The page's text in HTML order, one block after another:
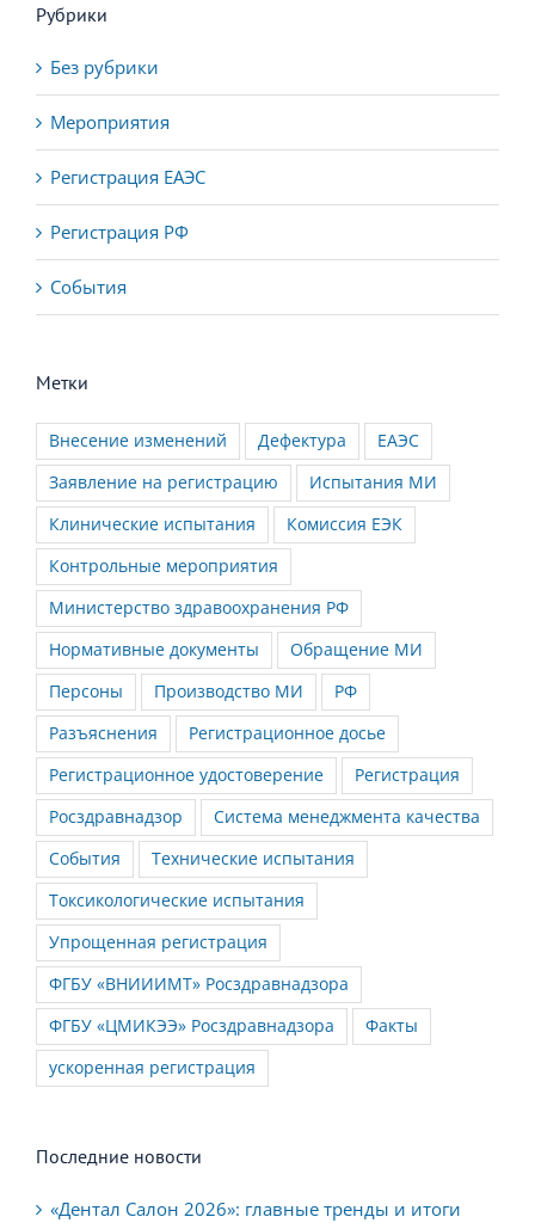
Рубрики
Без рубрики
Мероприятия
Регистрация ЕАЭС
Регистрация РФ
События
Метки
Внесение изменений Дефектура
ЕАЭС
Заявление на регистрацию
Испытания МИ
Клинические испытания
Комиссия ЕЭК
Контрольные мероприятия
Министерство здравоохранения РФ
Нормативные документы
Обращение МИ
Персоны
Производство МИ
РФ
Разъяснения
Регистрационное досье
Регистрационное удостоверение
Регистрация
Росздравнадзор
Система менеджмента качества
События
Технические испытания
Токсикологические испытания
Упрощенная регистрация
ФГБУ «ВНИИИМТ» Росздравнадзора
ФГБУ «ЦМИКЭЭ» Росздравнадзора
Факты
ускоренная регистрация
Последние новости
«Дентал Салон 2026»: главные тренды и итоги